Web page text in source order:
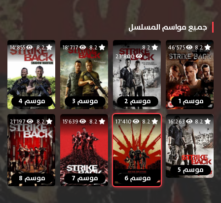
جميع مواسم المسلسل
8.2 46٬575
موسم 1
8.2
23٬800
موسم 2
18٬717
موسم 3
8.2 14٬855
موسم 4
8.2 16٬263
موسم 5
8.2 17٬410
موسم 6
8.2 15٬639
موسم 7
8.2 21٬197
موسم 8